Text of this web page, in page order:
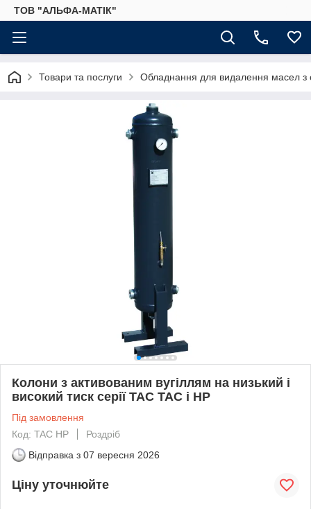
ТОВ "АЛЬФА-МАТІК"
Товари та послуги Обладнання для видалення масел з
Колони з активованим вугіллям на низький і
високий тиск серії TAC TAC і HP
Під замовлення
Код: TAC HP
Роздріб
Відправка з 07 вересня 2026
Ціну уточнюйте